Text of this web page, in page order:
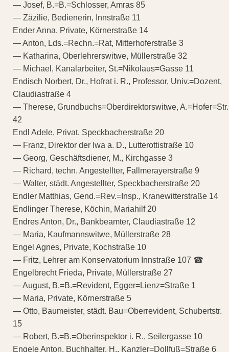
— Josef, B.=B.=Schlosser, Amras 85
— Zäzilie, Bedienerin, Innstraße 11
Ender Anna, Private, Körnerstraße 14
— Anton, Lds.=Rechn.=Rat, Mitterhoferstraße 3
— Katharina, Oberlehrerswitwe, Müllerstraße 32
— Michael, Kanalarbeiter, St.=Nikolaus=Gasse 11
Endisch Norbert, Dr., Hofrat i. R., Professor, Univ.=Dozent,
Claudiastraße 4
— Therese, Grundbuchs=Oberdirektorswitwe, A.=Hofer=Str.
42
Endl Adele, Privat, Speckbacherstraße 20
— Franz, Direktor der Iwa a. D., Lutterottistraße 10
— Georg, Geschäftsdiener, M., Kirchgasse 3
— Richard, techn. Angestellter, Fallmerayerstraße 9
— Walter, städt. Angestellter, Speckbacherstraße 20
Endler Matthias, Gend.=Rev.=Insp., Kranewitterstraße 14
Endlinger Therese, Köchin, Mariahilf 20
Endres Anton, Dr., Bankbeamter, Claudiastraße 12
— Maria, Kaufmannswitwe, Müllerstraße 28
Engel Agnes, Private, Kochstraße 10
— Fritz, Lehrer am Konservatorium Innstraße 107 ☎
Engelbrecht Frieda, Private, Müllerstraße 27
— August, B.=B.=Revident, Egger=Lienz=Straße 1
— Maria, Private, Körnerstraße 5
— Otto, Baumeister, städt. Bau=Oberrevident, Schubertstr.
15
— Robert, B.=B.=Oberinspektor i. R., Seilergasse 10
Engele Anton, Buchhalter, H., Kanzler=Dollfuß=Straße 6